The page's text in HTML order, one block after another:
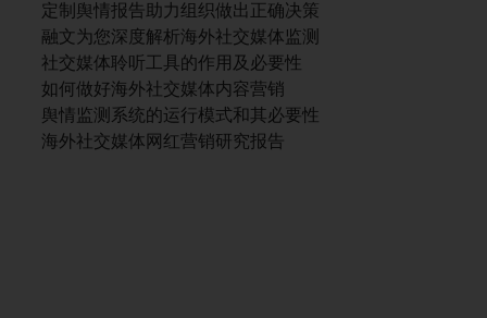
定制舆情报告助力组织做出正确决策
融文为您深度解析海外社交媒体监测
社交媒体聆听工具的作用及必要性
如何做好海外社交媒体内容营销
舆情监测系统的运行模式和其必要性
海外社交媒体网红营销研究报告